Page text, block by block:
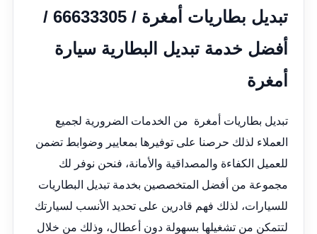
تبديل بطاريات أمغرة / 66633305 /
أفضل خدمة تبديل البطارية سيارة
أمغرة
تبديل بطاريات أمغرة من الخدمات الضرورية لجميع
العملاء لذلك حرصنا على توفيرها بمعايير وضوابط تضمن
للعميل الكفاءة والمصداقية والأمانة، فنحن نوفر لك
مجموعة من أفضل المتخصصين بخدمة تبديل البطاريات
للسيارات، لذلك فهم قادرين على تحديد الأنسب لسيارتك
لتتمكن من تشغيلها بسهولة دون أعطال، وذلك من خلال